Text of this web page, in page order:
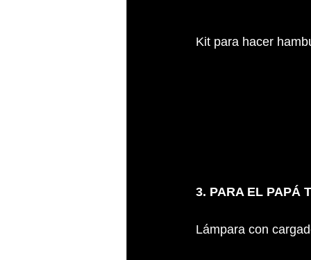
Kit para hacer
3. PARA EL PAPÁ
Lámpara con